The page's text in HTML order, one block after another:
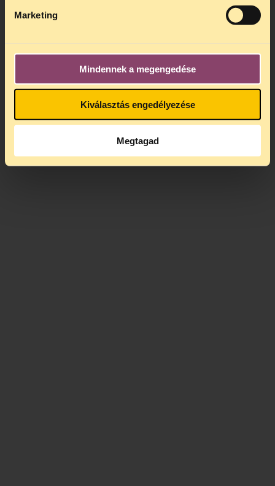
Marketing
Mindennek a megengedése
Kiválasztás engedélyezése
Megtagad